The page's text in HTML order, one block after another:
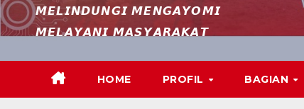
𝙈𝙀𝙇𝙄𝙉𝘿𝙐𝙉𝙂𝙄 𝙈𝙀𝙉𝙂𝘼𝙔𝙊𝙈𝙄
𝙈𝙀𝙇𝘼𝙔𝘼𝙉𝙄 𝙈𝘼𝙎𝙔𝘼𝙍𝘼𝙆𝘼𝙏
HOME PROFIL BAGIAN